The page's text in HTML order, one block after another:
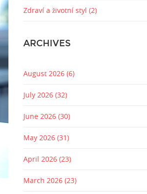
Zdraví a životní styl (2)
ARCHIVES
August 2026 (6)
July 2026 (32)
June 2026 (30)
May 2026 (31)
April 2026 (23)
March 2026 (23)